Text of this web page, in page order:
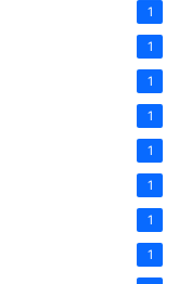
1
1
1
1
1
1
1
1